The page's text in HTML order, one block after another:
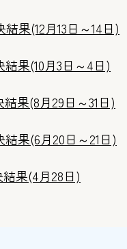
果(12月13日～14日)
果(10月3日～4日)
果(8月29日～31日)
果(6月20日～21日)
果(4月28日)